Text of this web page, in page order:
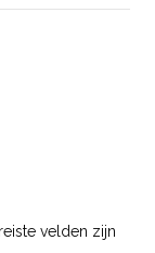
velden zijn